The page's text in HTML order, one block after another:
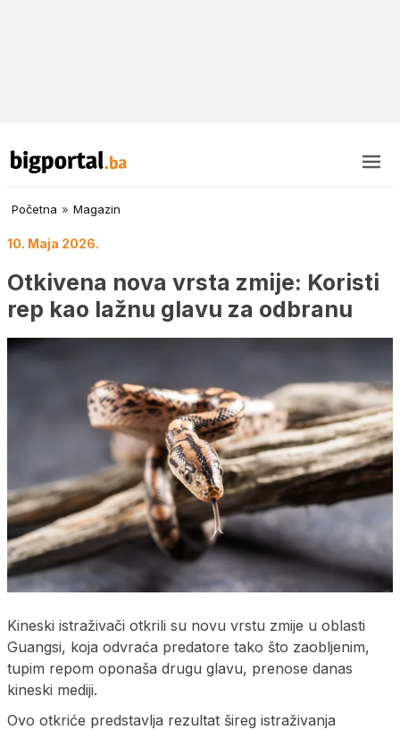
Početna » Magazin
10. Maja 2026.
Otkivena nova vrsta zmije: Koristi
rep kao lažnu glavu za odbranu
Kineski istraživači otkrili su novu vrstu zmije u oblasti
Guangsi, koja odvraća predatore tako što zaobljenim,
tupim repom oponaša drugu glavu, prenose danas
kineski mediji.
Ovo otkriće predstavlja rezultat šireg istraživanja